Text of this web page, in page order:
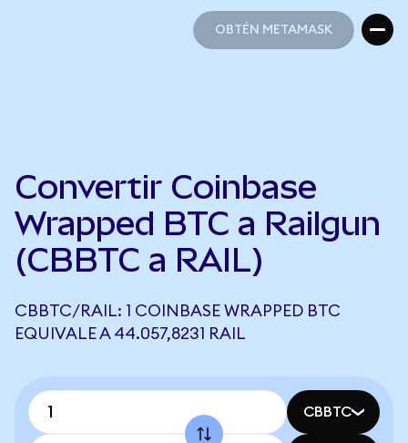
OBTÉN METAMASK
Convertir Coinbase
Wrapped BTC a Railgun
(CBBTC a RAIL)
CBBTC/RAIL: 1 COINBASE WRAPPED BTC
EQUIVALE A 44.057,8231 RAIL
CBBTC